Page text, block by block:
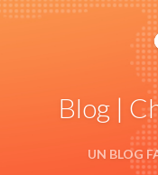
Blog |
UN BLOG